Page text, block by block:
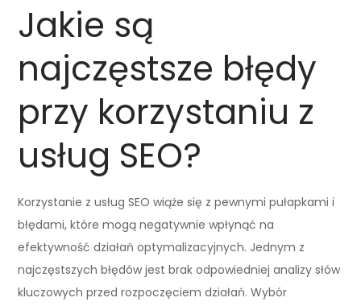
Jakie są
najczęstsze błędy
przy korzystaniu z
usług SEO?
Korzystanie z usług SEO wiąże się z pewnymi pułapkami i
błędami, które mogą negatywnie wpłynąć na
efektywność działań optymalizacyjnych. Jednym z
najczęstszych błędów jest brak odpowiedniej analizy słów
kluczowych przed rozpoczęciem działań. Wybór